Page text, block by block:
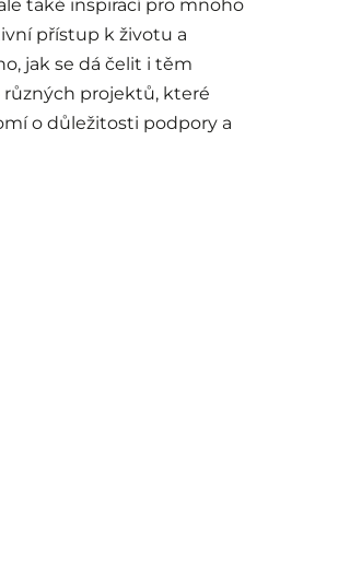
také inspirací pro mnoho
přístup k životu a
jak se dá čelit i těm
různých projektů, které
o důležitosti podpory a